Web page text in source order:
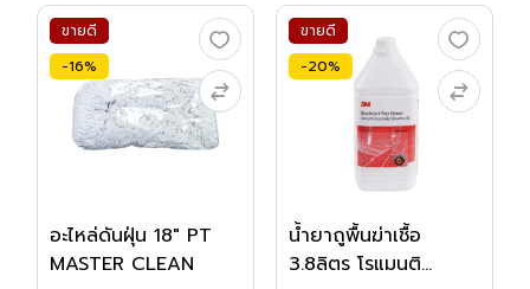
ขายดี
-16%
อะไหล่ดันฝุ่น 18" PT
MASTER CLEAN
ขายดี
-20%
น้ำยาถูพื้นฆ่าเชื้อ
3.8ลิตร โรแมนติ...